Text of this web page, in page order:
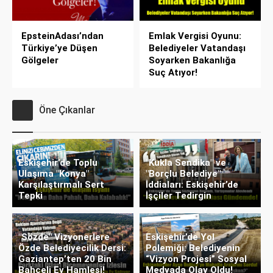
EpsteinAdası’ndan
Türkiye’ye Düşen
Gölgeler
Emlak Vergisi Oyunu:
Belediyeler Vatandaşı
Soyarken Bakanlığa
Suç Atıyor!
Öne Çıkanlar
Eskişehir’de Toplu
Ulaşıma "Konya"
Karşılaştırmalı Sert
Tepki
"Kukla Sendika" ve
"Borçlu Belediye"
İddiaları: Eskişehir’de
İşçiler Tedirgin
"Sözde" Vizyonerlere
Özde Belediyecilik Dersi:
Gaziantep’ten 20 Bin
Bahçeli Ev Hamlesi!
Eskişehir’de Yol
Polemiği: Belediyenin
“Vizyon Projesi” Sosyal
Medyada Olay Oldu!